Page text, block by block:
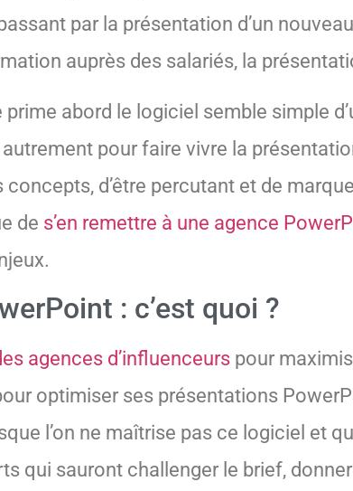
par la présentation d’un
auprès des salariés, la
prime abord le logiciel semble simple
autrement pour faire vivre la
d’être percutant et de
de s’en remettre à une agence
: c’est quoi ?
agences d’influenceurs pour
optimiser ses présentations
l’on ne maîtrise pas ce logiciel et
qui sauront challenger le brief,